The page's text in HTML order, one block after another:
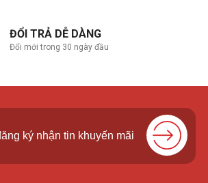
ĐỔI TRẢ DỄ DÀNG
Đổi mới trong 30 ngày đầu